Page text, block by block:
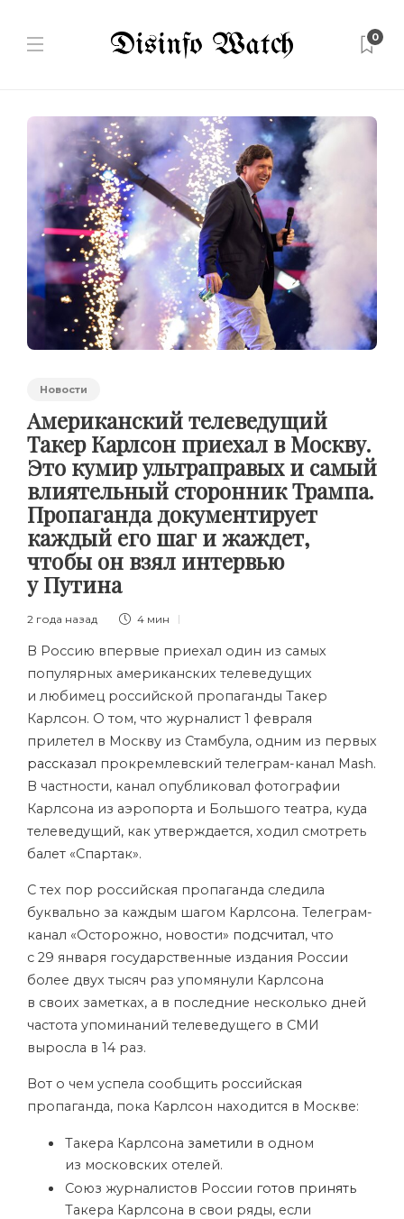
0
Новости
Американский телеведущий
Такер Карлсон приехал в Москву.
Это кумир ультраправых и самый
влиятельный сторонник Трампа.
Пропаганда документирует
каждый его шаг и жаждет,
чтобы он взял интервью
у Путина
2 года назад 4 мин
В Россию впервые приехал один из самых
популярных американских телеведущих
и любимец российской пропаганды Такер
Карлсон. О том, что журналист 1 февраля
прилетел в Москву из Стамбула, одним из первых
рассказал прокремлевский телеграм-канал Mash.
В частности, канал опубликовал фотографии
Карлсона из аэропорта и Большого театра, куда
телеведущий, как утверждается, ходил смотреть
балет «Спартак».
С тех пор российская пропаганда следила
буквально за каждым шагом Карлсона. Телеграм-
канал «Осторожно, новости» подсчитал, что
с 29 января государственные издания России
более двух тысяч раз упомянули Карлсона
в своих заметках, а в последние несколько дней
частота упоминаний телеведущего в СМИ
выросла в 14 раз.
Вот о чем успела сообщить российская
пропаганда, пока Карлсон находится в Москве:
Такера Карлсона заметили в одном
из московских отелей.
Союз журналистов России готов принять
Такера Карлсона в свои ряды, если